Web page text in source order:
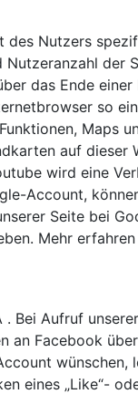
Nutzers
der
das Ende
so
Maps
auf
wird eine
Account,
Seite bei
Mehr
Bei Aufruf
Facebook
eines „Like“-